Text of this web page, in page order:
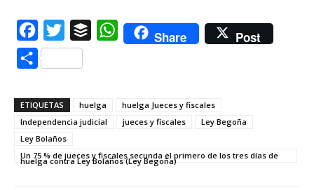
Facebook
Twitter Buffer WhatsAppShare Post
Compartir
ETIQUETAS huelga
huelga Jueces y fiscales
Independencia judicial
jueces y fiscales
Ley Begoña
Ley Bolaños
Un 75 % de jueces y fiscales secunda el primero de los tres días de
huelga contra Ley Bolaños (Ley Begoña)